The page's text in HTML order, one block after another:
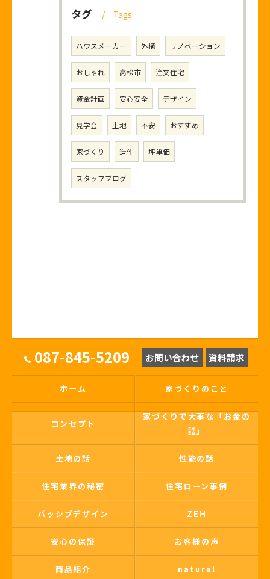
タグ Tags
ハウスメーカー 外構 リノベーション
おしゃれ 高松市 注文住宅
資金計画 安心安全 デザイン
見学会 土地 不安 おすすめ
家づくり 造作 坪単価
スタッフブログ
087-845-5209 お問い合わせ 資料請求
ホーム 家づくりのこと
コンセプト
家づくりで大事な「お金の
話」
土地の話 性能の話
住宅業界の秘密 住宅ローン事例
パッシブデザイン ZEH
安心の保証 お客様の声
商品紹介 natural